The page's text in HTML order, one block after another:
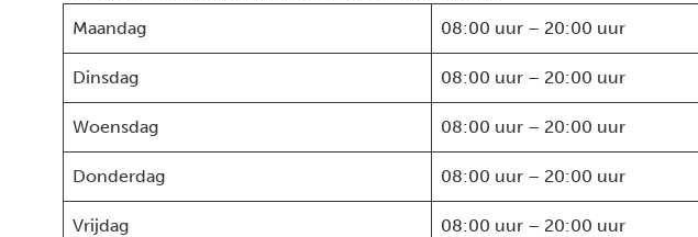
Maandag
08:00 uur – 20:00 uur
Dinsdag 08:00 uur – 20:00 uur
Woensdag 08:00 uur – 20:00 uur
Donderdag 08:00 uur – 20:00 uur
Vrijdag 08:00 uur – 20:00 uur